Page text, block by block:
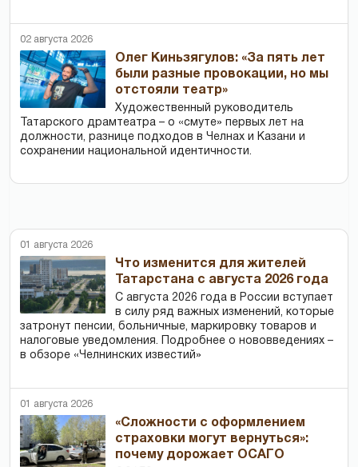
02 августа 2026
Олег Киньзягулов: «За пять лет
были разные провокации, но мы
отстояли театр»
Художественный руководитель
Татарского драмтеатра – о «смуте» первых лет на
должности, разнице подходов в Челнах и Казани и
сохранении национальной идентичности.
01 августа 2026
Что изменится для жителей
Татарстана с августа 2026 года
С августа 2026 года в России вступает
в силу ряд важных изменений, которые
затронут пенсии, больничные, маркировку товаров и
налоговые уведомления. Подробнее о нововведениях –
в обзоре «Челнинских известий»
01 августа 2026
«Сложности с оформлением
страховки могут вернуться»:
почему дорожает ОСАГО